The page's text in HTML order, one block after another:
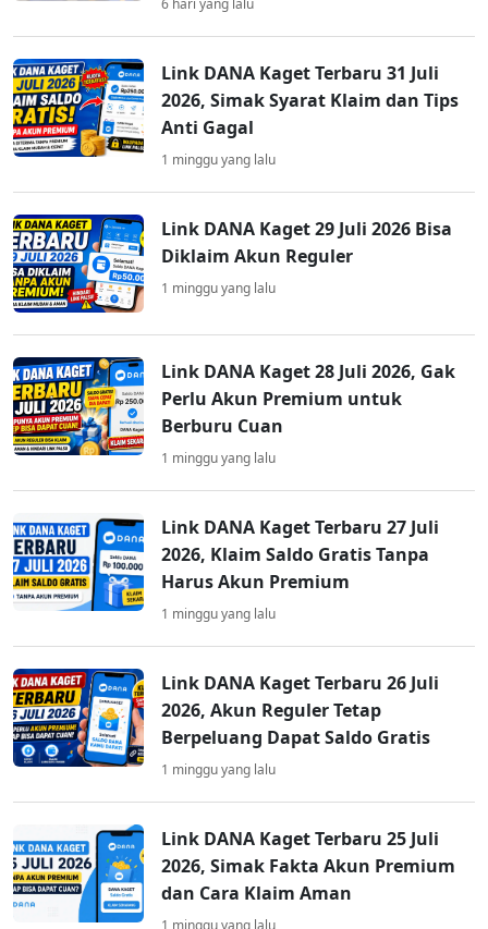
6 hari yang lalu
Link DANA Kaget Terbaru 31 Juli
2026, Simak Syarat Klaim dan Tips
Anti Gagal
1 minggu yang lalu
Link DANA Kaget 29 Juli 2026 Bisa
Diklaim Akun Reguler
1 minggu yang lalu
Link DANA Kaget 28 Juli 2026, Gak
Perlu Akun Premium untuk
Berburu Cuan
1 minggu yang lalu
Link DANA Kaget Terbaru 27 Juli
2026, Klaim Saldo Gratis Tanpa
Harus Akun Premium
1 minggu yang lalu
Link DANA Kaget Terbaru 26 Juli
2026, Akun Reguler Tetap
Berpeluang Dapat Saldo Gratis
1 minggu yang lalu
Link DANA Kaget Terbaru 25 Juli
2026, Simak Fakta Akun Premium
dan Cara Klaim Aman